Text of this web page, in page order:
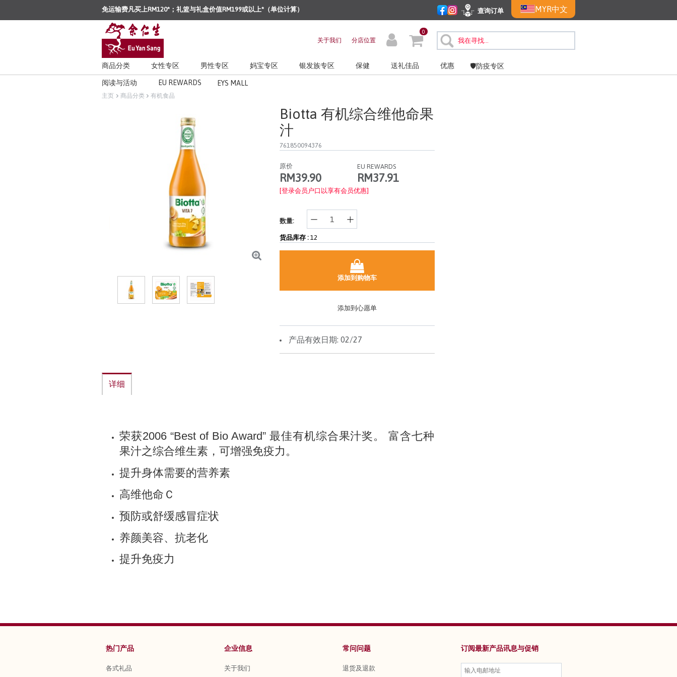
免运输费凡买上RM120*；礼篮与礼盒价值RM199或以上*（单位计算） 查询订单 MYR中文
关于我们 分店位置
0
商品分类 女性专区 男性专区 妈宝专区 银发族专区 保健 送礼佳品 优惠 🛡️防疫专区
阅读与活动 EU REWARDS EYS MALL
主页 商品分类 有机食品
Biotta 有机综合维他命果
汁
761850094376
原价
RM39.90
EU REWARDS
RM37.91
[登录会员户口以享有会员优惠]
数量:
货品库存 : 12
添加到购物车
添加到心愿单
产品有效日期: 02/27
详细
荣获2006 “Best of Bio Award” 最佳有机综合果汁奖。 富含七种
果汁之综合维生素，可增强免疫力。
提升身体需要的营养素
高维他命Ｃ
预防或舒缓感冒症状
养颜美容、抗老化
提升免疫力
热门产品
各式礼品
企业信息
关于我们
常问问题
退货及退款
订阅最新产品讯息与促销